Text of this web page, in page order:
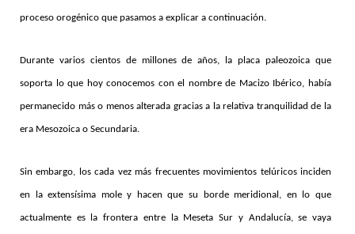
proceso orogénico que pasamos a explicar a continuación.
Durante varios cientos de millones de años, la placa paleozoica que
soporta lo que hoy conocemos con el nombre de Macizo Ibérico, había
permanecido más o menos alterada gracias a la relativa tranquilidad de la
era Mesozoica o Secundaria.
Sin embargo, los cada vez más frecuentes movimientos telúricos inciden
en la extensísima mole y hacen que su borde meridional, en lo que
actualmente es la frontera entre la Meseta Sur y Andalucía, se vaya